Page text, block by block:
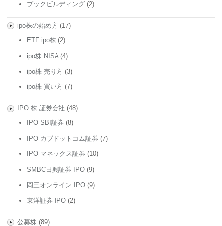
ブックビルディング (2)
ipo株の始め方(17)
ETF ipo株 (2)
ipo株 NISA (4)
ipo株 売り方 (3)
ipo株 買い方 (7)
IPO 株 証券会社 (48)
IPO SBI証券 (8)
IPO カブドットコム証券 (7)
IPO マネックス証券 (10)
SMBC日興証券 IPO (9)
岡三オンライン IPO (9)
東洋証券 IPO (2)
公募株(89)